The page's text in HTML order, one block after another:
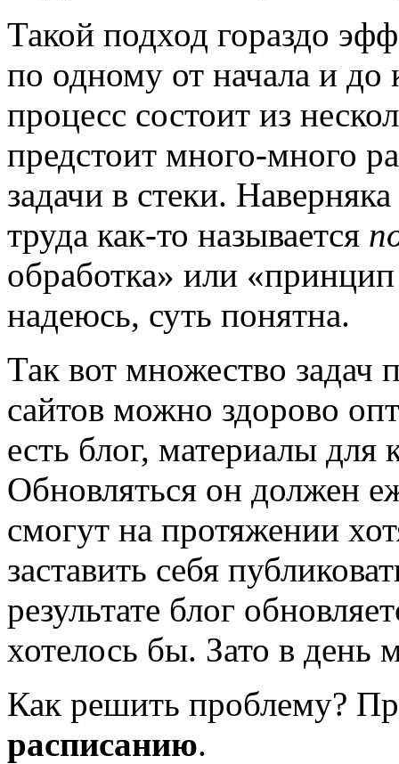
Такой подход гораздо
по одному от начала и до
процесс состоит из
предстоит много-много
задачи в стеки.
труда как-то называется
обработка» или
надеюсь, суть понятна.
Так вот множество задач
сайтов можно здорово
есть блог, материалы для
Обновляться он должен
смогут на протяжении
заставить себя
результате блог
хотелось бы. Зато в день
Как решить проблему?
расписанию.